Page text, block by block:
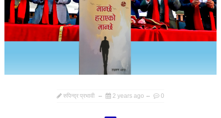
रुपिन्द्र प्रभावी 2 years ago 0